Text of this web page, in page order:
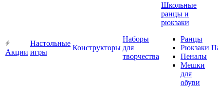
Акции
Настольные
игры
Конструкторы
Наборы
для
творчества
Школьные
ранцы и
рюкзаки
Ранцы
Рюкзаки
Пеналы
Мешки
для
обуви